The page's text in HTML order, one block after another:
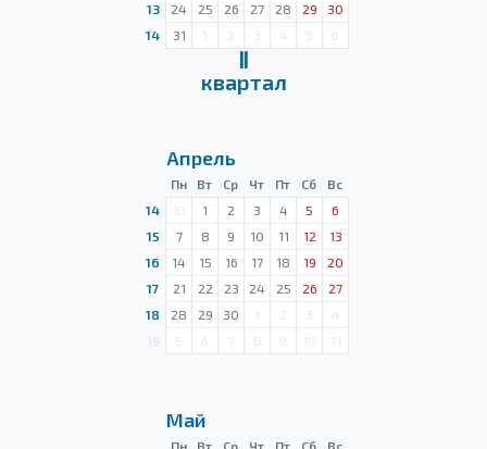
13
24 25 26 27 28 29
30
14
31 1 2 3 4 5 6
Ⅱ
квартал
Апрель
Пн Вт Ср Чт Пт Сб
Вс
14
31 1 2 3 4 5
6
15
7 8 9 10 11 12
13
16
14 15 16 17 18 19
20
17
21 22 23 24 25 26
27
18
28 29 30 1 2 3
4
5 6 7 8 9 10 11
Май
Пн Вт Ср Чт Пт Сб
Вс